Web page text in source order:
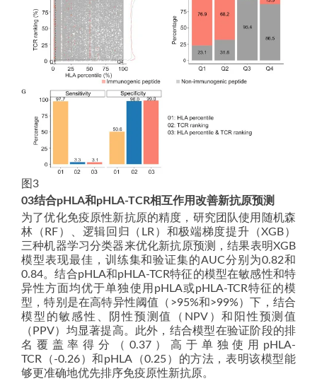
图3
03结合pHLA和pHLA-TCR相互作用改善新抗原预测
为了优化免疫原性新抗原的精度，研究团队使用随机森
林（RF）、逻辑回归（LR）和极端梯度提升（XGB）
三种机器学习分类器来优化新抗原预测，结果表明XGB
模型表现最佳，训练集和验证集的AUC分别为0.82和
0.84。结合pHLA和pHLA-TCR特征的模型在敏感性和特
异性方面均优于单独使用pHLA或pHLA-TCR特征的模
型，特别是在高特异性阈值（>95%和>99%）下，结合
模型的敏感性、阴性预测值（NPV）和阳性预测值
（PPV）均显著提高。此外，结合模型在验证阶段的排
名覆盖率得分（0.37）高于单独使用pHLA-
TCR（-0.26）和pHLA（0.25）的方法，表明该模型能
够更准确地优先排序免疫原性新抗原。